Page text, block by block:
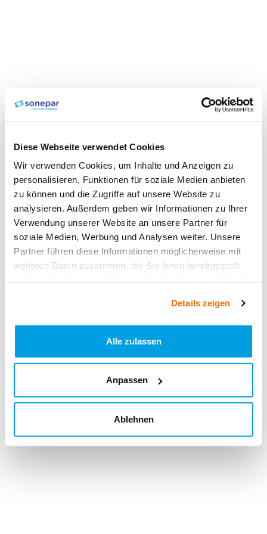
Diese Webseite verwendet Cookies
Wir verwenden Cookies, um Inhalte und Anzeigen zu
personalisieren, Funktionen für soziale Medien anbieten
zu können und die Zugriffe auf unsere Website zu
analysieren. Außerdem geben wir Informationen zu Ihrer
Verwendung unserer Website an unsere Partner für
soziale Medien, Werbung und Analysen weiter. Unsere
Partner führen diese Informationen möglicherweise mit
weiteren Daten zusammen, die Sie ihnen bereitgestellt
Details zeigen
Alle zulassen
Anpassen
Ablehnen